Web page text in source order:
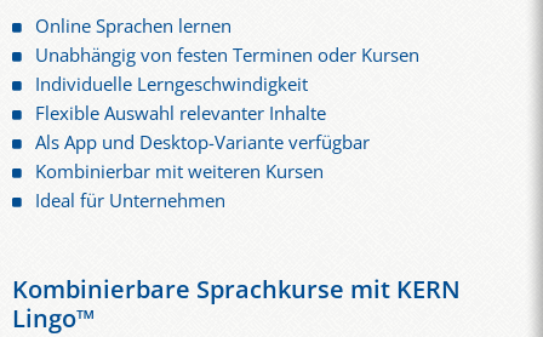
Online Sprachen lernen
Unabhängig von festen Terminen oder Kursen
Individuelle Lerngeschwindigkeit
Flexible Auswahl relevanter Inhalte
Als App und Desktop-Variante verfügbar
Kombinierbar mit weiteren Kursen
Ideal für Unternehmen
Kombinierbare Sprachkurse mit KERN
Lingo™